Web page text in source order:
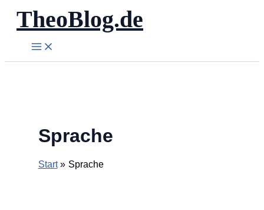
Zum
Inhalt
springen
TheoBlog.de
Sprache
Start Sprache